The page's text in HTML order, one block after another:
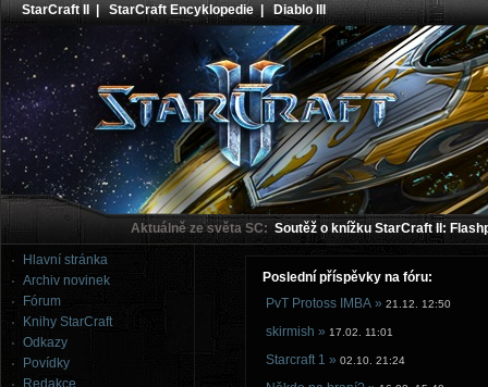
StarCraft II |StarCraft Encyklopedie|Diablo III
Aktuálně ze světa SC: Soutěž o knížku StarCraft II:
Hlavní stránka
Archiv novinek
Fórum
Knihy StarCraft
Odkazy
Povídky
Redakce
Poslední příspěvky na fóru:
PvT Protoss IMBA » 21.12. 12:50
skirmish » 17.02. 11:01
Starcraft 1 » 02.10. 21:24